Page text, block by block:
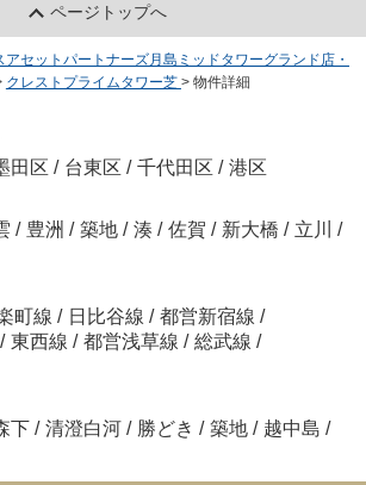
ページトップへ
セットパートナーズ月島ミッドタワーグランド店・
クレストプライムタワー芝 > 物件詳細
田区 / 台東区 / 千代田区 / 港区
/ 豊洲 / 築地 / 湊 / 佐賀 / 新大橋 / 立川 /
町線 / 日比谷線 / 都営新宿線 /
/ 東西線 / 都営浅草線 / 総武線 /
下 / 清澄白河 / 勝どき / 築地 / 越中島 /